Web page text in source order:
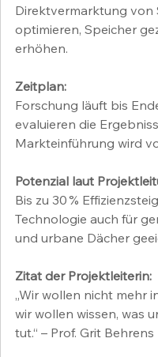
Direktvermarktung von
optimieren, Speicher
erhöhen.
Zeitplan:
Forschung läuft bis
evaluieren die
Markteinführung wird
Potenzial laut
Bis zu 30 %
Technologie auch für
und urbane Dächer
Zitat der Projektleiterin:
„Wir wollen nicht mehr
wir wollen wissen, was
tut.“ – Prof. Grit Behrens